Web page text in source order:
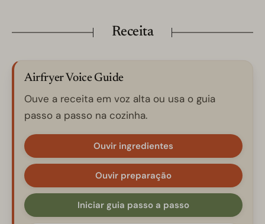
Receita
Airfryer Voice Guide
Ouve a receita em voz alta ou usa o guia
passo a passo na cozinha.
Ouvir ingredientes
Ouvir preparação
Iniciar guia passo a passo